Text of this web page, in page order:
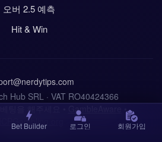
Bet Builder 로그인 회원가입
오버 2.5 예측
Hit & Win
팅을 해주세요 • GambleAware
•
NCPGambling.org
Hub SRL · VAT RO40424366